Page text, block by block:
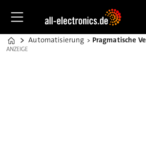
Home
Automatisierung
ANZEIGE
ANZEIGE